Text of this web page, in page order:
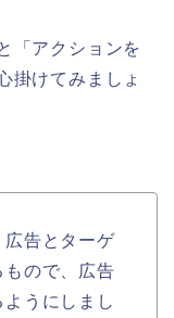
「アクションを
掛けてみましょ
広告とターゲ
もので、広告
うにしまし